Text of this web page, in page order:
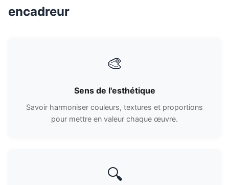
encadreur
🎨
Sens de l'esthétique
Savoir harmoniser couleurs, textures et proportions
pour mettre en valeur chaque œuvre.
🔍